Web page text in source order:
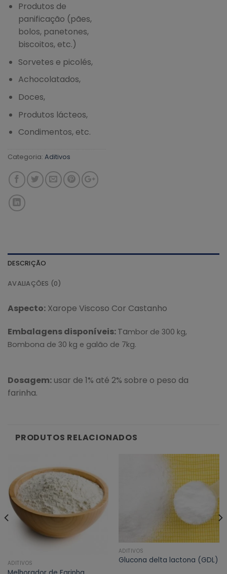
Produtos de
panificação (pães,
bolos, panetones,
biscoitos, etc.)
Sorvetes e picolés,
Achocolatados,
Doces,
Produtos lácteos,
Condimentos, etc.
Categoria: Aditivos
DESCRIÇÃO
AVALIAÇÕES (0)
Aspecto: Xarope Viscoso Cor Castanho
Embalagens disponíveis:Tambor de 300 kg,
Bombona de 30 kg e galão de 7kg.
Dosagem: usar de 1% até 2% sobre o peso da
farinha.
PRODUTOS RELACIONADOS
ADITIVOS
ADITIVOS
Glucona delta lactona (GDL)